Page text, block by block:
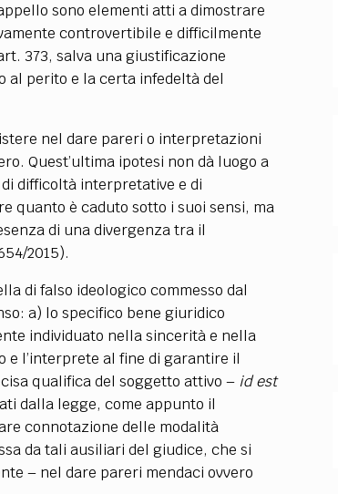
sono elementi atti a dimostrare
controvertibile e difficilmente
373, salva una giustificazione
al perito e la certa infedeltà del
nel dare pareri o interpretazioni
Quest’ultima ipotesi non dà luogo a
difficoltà interpretative e di
quanto è caduto sotto i suoi sensi, ma
di una divergenza tra il
2015).
di falso ideologico commesso dal
a) lo specifico bene giuridico
individuato nella sincerità e nella
l’interprete al fine di garantire il
qualifica del soggetto attivo – id est
dalla legge, come appunto il
connotazione delle modalità
da tali ausiliari del giudice, che si
–nel dare pareri mendaci ovvero